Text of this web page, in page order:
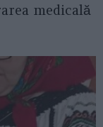
medicală